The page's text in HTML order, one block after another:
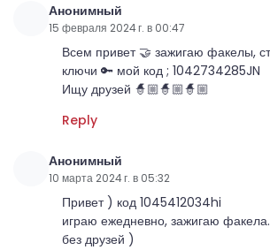
Анонимный
15 февраля 2024 г. в 00:47
Всем привет 🤝 зажигаю факелы,
ключи 🔑 мой код ; 1042734285JN
Ищу друзей 🧙🏼🧙🏼🧙🏼
Reply
Анонимный
10 марта 2024 г. в 05:32
Привет ) код 1045412034hi
играю ежедневно, зажигаю
без друзей )